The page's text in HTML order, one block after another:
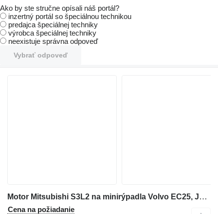
Ako by ste stručne opísali náš portál?
inzertný portál so špeciálnou technikou
predajca špeciálnej techniky
výrobca špeciálnej techniky
neexistuje správna odpoveď
Vybrať odpoveď
Motor Mitsubishi S3L2 na minirýpadla Volvo EC25, JOB 25.4, SCHAEFF
Cena na požiadanie